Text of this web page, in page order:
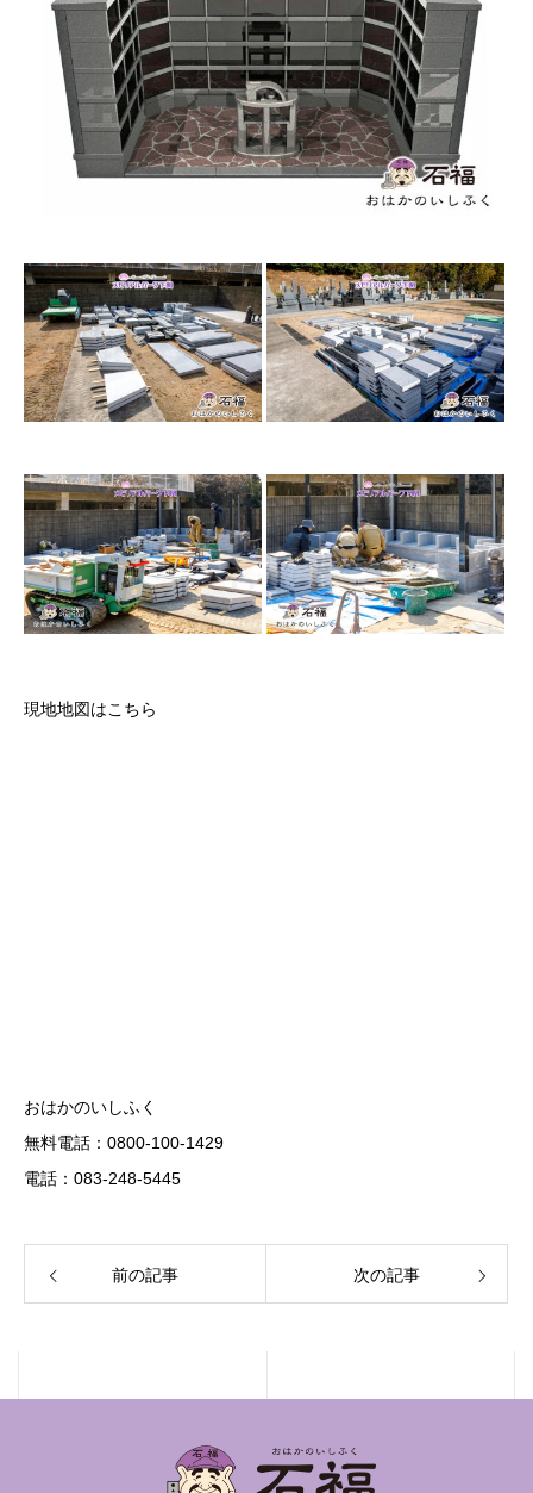
現地地図はこちら
おはかのいしふく
無料電話：0800-100-1429
電話：083-248-5445
前の記事 次の記事